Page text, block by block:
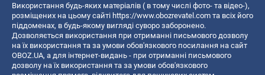
Використання будь-яких матеріалів ( в тому числі фото- та відео-),
розміщених на цьому сайті https://www.obozrevatel.com та всіх його
піддоменах, в будь-якому вигляді суворо заборонено.
Дозволяється використання при отриманні письмового дозволу
на їх використання та за умови обов'язкового посилання на сайт
OBOZ.UA, а для інтернет-видань - при отриманні письмового
дозволу на їх використання та за умови обов'язкового